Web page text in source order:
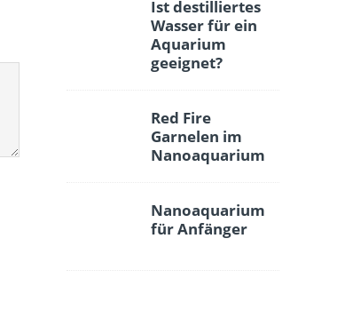
Ist destilliertes
Wasser für ein
Aquarium
geeignet?
Red Fire
Garnelen im
Nanoaquarium
Nanoaquarium
für Anfänger